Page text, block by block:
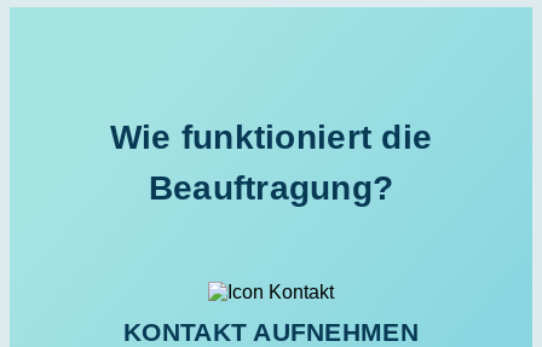
Wie funktioniert die
Beauftragung?
KONTAKT AUFNEHMEN